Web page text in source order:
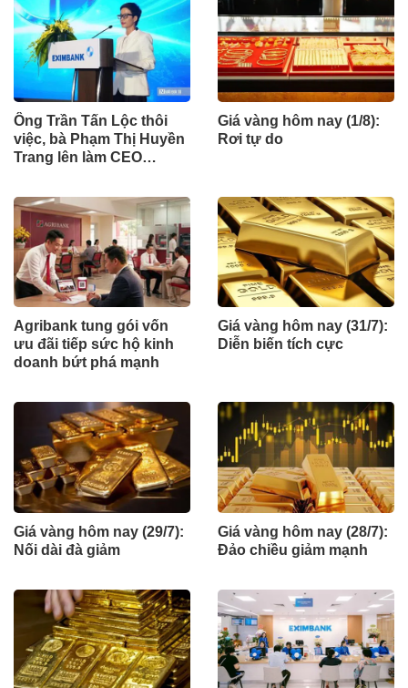
Ông Trần Tấn Lộc thôi
việc, bà Phạm Thị Huyền
Trang lên làm CEO
Giá vàng hôm nay (1/8):
Rơi tự do
Agribank tung gói vốn
ưu đãi tiếp sức hộ kinh
doanh bứt phá mạnh
Giá vàng hôm nay (31/7):
Diễn biến tích cực
Giá vàng hôm nay (29/7):
Nối dài đà giảm
Giá vàng hôm nay (28/7):
Đảo chiều giảm mạnh